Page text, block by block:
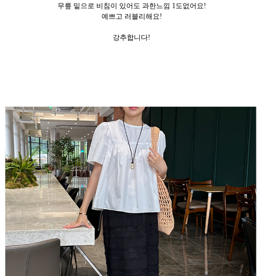
무릎 밑으로 비침이 있어도 과한느낌 1도없어요!
예쁘고 러블리해요!
강추합니다!